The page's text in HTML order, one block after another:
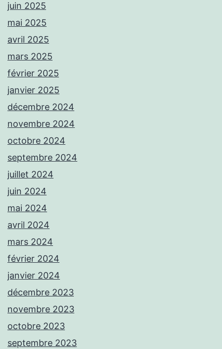
juin 2025
mai 2025
avril 2025
mars 2025
février 2025
janvier 2025
décembre 2024
novembre 2024
octobre 2024
septembre 2024
juillet 2024
juin 2024
mai 2024
avril 2024
mars 2024
février 2024
janvier 2024
décembre 2023
novembre 2023
octobre 2023
septembre 2023